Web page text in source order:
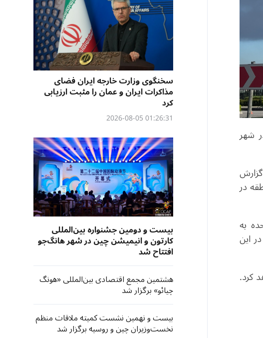
شهر
نفر از بیش از ۱۰۰ کشور و منطقه در
به
این
کرد.
سخنگوی وزارت خارجه ایران فضای
مذاکرات ایران و عمان را مثبت ارزیابی
کرد
01:26:31 2026-08-05
بیست و دومین جشنواره بین‌المللی
کارتون و انیمیشن چین در شهر هانگ‌جو
افتتاح شد
هشتمین مجمع اقتصادی بین‌المللی «هونگ
چیائو» برگزار شد
بیست و نهمین نشست کمیته ملاقات منظم
نخست‌وزیران چین و روسیه برگزار شد